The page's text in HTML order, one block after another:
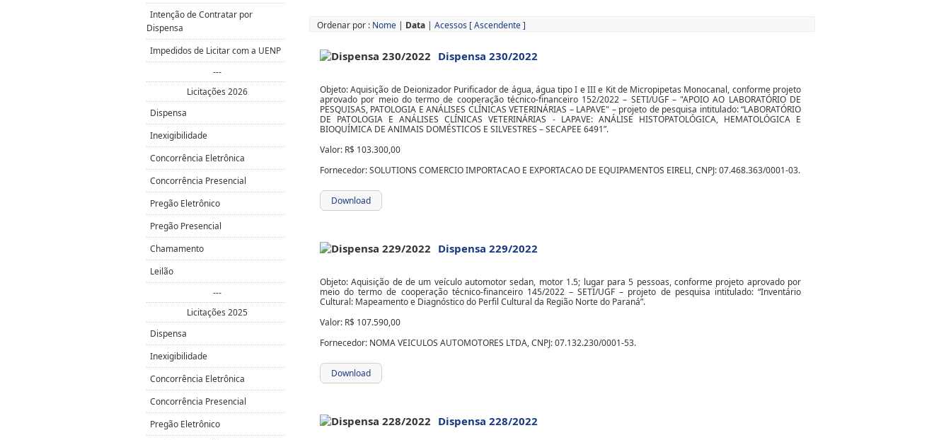
Ordenar por : Nome | Data | Acessos [ Ascendente ]
Dispensa 230/2022
Objeto: Aquisição de Deionizador Purificador de água, água tipo I e III e Kit de Micropipetas Monocanal, conforme projeto
aprovado por meio do termo de cooperação técnico-financeiro 152/2022 – SETI/UGF – "APOIO AO LABORATÓRIO DE
PESQUISAS, PATOLOGIA E ANÁLISES CLÍNICAS VETERINÁRIAS – LAPAVE" – projeto de pesquisa intitulado: “LABORATÓRIO
DE PATOLOGIA E ANÁLISES CLÍNICAS VETERINÁRIAS - LAPAVE: ANÁLISE HISTOPATOLÓGICA, HEMATOLÓGICA E
BIOQUÍMICA DE ANIMAIS DOMÉSTICOS E SILVESTRES – SECAPEE 6491”.
Valor: R$ 103.300,00
Fornecedor: SOLUTIONS COMERCIO IMPORTACAO E EXPORTACAO DE EQUIPAMENTOS EIRELI, CNPJ: 07.468.363/0001-03.
Download
Dispensa 229/2022
Objeto: Aquisição de de um veículo automotor sedan, motor 1.5; lugar para 5 pessoas, conforme projeto aprovado por
meio do termo de cooperação técnico-financeiro 145/2022 – SETI/UGF – projeto de pesquisa intitulado: “Inventário
Cultural: Mapeamento e Diagnóstico do Perfil Cultural da Região Norte do Paraná”.
Valor: R$ 107.590,00
Fornecedor: NOMA VEICULOS AUTOMOTORES LTDA, CNPJ: 07.132.230/0001-53.
Download
Dispensa 228/2022
Intenção de Contratar por
Dispensa
Impedidos de Licitar com a UENP
---
Licitações 2026
Dispensa
Inexigibilidade
Concorrência Eletrônica
Concorrência Presencial
Pregão Eletrônico
Pregão Presencial
Chamamento
Leilão
---
Licitações 2025
Dispensa
Inexigibilidade
Concorrência Eletrônica
Concorrência Presencial
Pregão Eletrônico